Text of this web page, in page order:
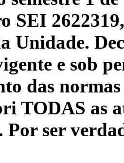
SEI
Unidade.
e sob
das
TODAS as
Por ser